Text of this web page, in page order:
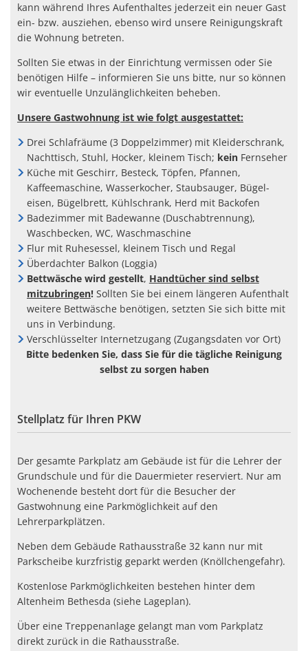
kann während Ihres Aufenthaltes jederzeit ein neuer Gast
ein- bzw. ausziehen, ebenso wird unsere Reinigungskraft
die Wohnung betreten.
Sollten Sie etwas in der Einrichtung vermissen oder Sie
benötigen Hilfe – informieren Sie uns bitte, nur so können
wir eventuelle Unzulänglichkeiten beheben.
Unsere Gastwohnung ist wie folgt ausgestattet:
Drei Schlafräume (3 Doppelzimmer) mit Kleiderschrank,
Nachttisch, Stuhl, Hocker, kleinem Tisch; kein Fernseher
Küche mit Geschirr, Besteck, Töpfen, Pfannen,
Kaffeemaschine, Wasserkocher, Staubsauger, Bügel-
eisen, Bügelbrett, Kühlschrank, Herd mit Backofen
Badezimmer mit Badewanne (Duschabtrennung),
Waschbecken, WC, Waschmaschine
Flur mit Ruhesessel, kleinem Tisch und Regal
Überdachter Balkon (Loggia)
Bettwäsche wird gestellt, Handtücher sind selbst
mitzubringen! Sollten Sie bei einem längeren Aufenthalt
weitere Bettwäsche benötigen, setzten Sie sich bitte mit
uns in Verbindung.
Verschlüsselter Internetzugang (Zugangsdaten vor Ort)
Bitte bedenken Sie, dass Sie für die tägliche Reinigung
selbst zu sorgen haben
Stellplatz für Ihren PKW
Der gesamte Parkplatz am Gebäude ist für die Lehrer der
Grundschule und für die Dauermieter reserviert. Nur am
Wochenende besteht dort für die Besucher der
Gastwohnung eine Parkmöglichkeit auf den
Lehrerparkplätzen.
Neben dem Gebäude Rathausstraße 32 kann nur mit
Parkscheibe kurzfristig geparkt werden (Knöllchengefahr).
Kostenlose Parkmöglichkeiten bestehen hinter dem
Altenheim Bethesda (siehe Lageplan).
Über eine Treppenanlage gelangt man vom Parkplatz
direkt zurück in die Rathausstraße.